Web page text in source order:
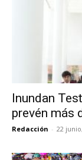
Inundan
prevén más
Redacción - 22